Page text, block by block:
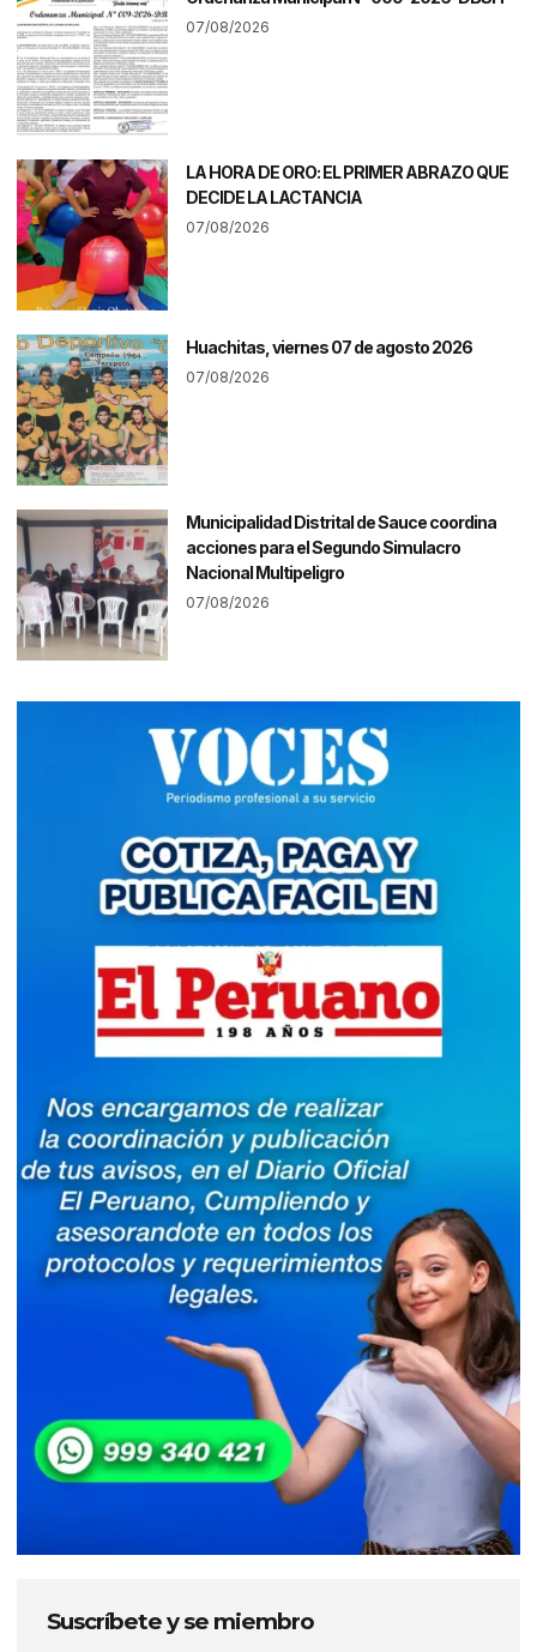
07/08/2026
LA HORA DE ORO: EL PRIMER ABRAZO QUE
DECIDE LA LACTANCIA
07/08/2026
Huachitas, viernes 07 de agosto 2026
07/08/2026
Municipalidad Distrital de Sauce coordina
acciones para el Segundo Simulacro
Nacional Multipeligro
07/08/2026
Suscríbete y se miembro